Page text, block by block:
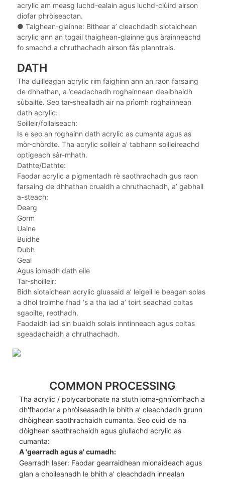
acrylic am measg luchd-ealain agus luchd-ciùird airson
diofar phròiseactan.
● Taighean-glainne: Bithear a’ cleachdadh siotaichean
acrylic ann an togail thaighean-glainne gus àrainneachd
fo smachd a chruthachadh airson fàs planntrais.
DATH
Tha duilleagan acrylic rim faighinn ann an raon farsaing
de dhhathan, a ’ceadachadh roghainnean dealbhaidh
sùbailte. Seo tar-shealladh air na prìomh roghainnean
dath acrylic:
Soilleir/follaiseach:
Is e seo an roghainn dath acrylic as cumanta agus as
mòr-chòrdte. Tha acrylic soilleir a’ tabhann soilleireachd
optigeach sàr-mhath.
Dathte/Dathte:
Faodar acrylic a pigmentadh rè saothrachadh gus raon
farsaing de dhhathan cruaidh a chruthachadh, a’ gabhail
a-steach:
Dearg
Gorm
Uaine
Buidhe
Dubh
Geal
Agus iomadh dath eile
Tar-shoilleir:
Bidh siotaichean acrylic gluasaid a’ leigeil le beagan solas
a dhol troimhe fhad ‘s a tha iad a’ toirt seachad coltas
sgaoilte, reothadh.
Faodaidh iad sin buaidh solais inntinneach agus coltas
sgeadachaidh a chruthachadh.
COMMON PROCESSING
Tha acrylic / polycarbonate na stuth ioma-ghnìomhach a
dh'fhaodar a phròiseasadh le bhith a’ cleachdadh grunn
dhòighean saothrachaidh cumanta. Seo cuid de na
dòighean saothrachaidh agus giullachd acrylic as
cumanta:
A 'gearradh agus a' cumadh:
Gearradh laser: Faodar gearraidhean mionaideach agus
glan a choileanadh le bhith a’ cleachdadh innealan